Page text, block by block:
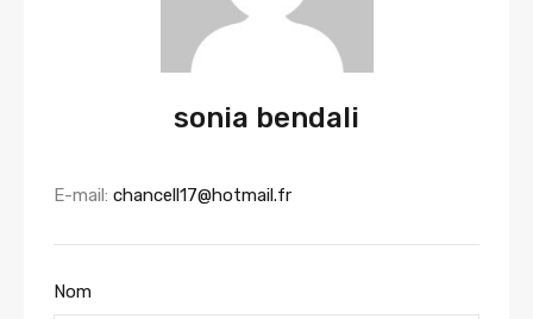
sonia bendali
E-mail: chancell17@hotmail.fr
Nom